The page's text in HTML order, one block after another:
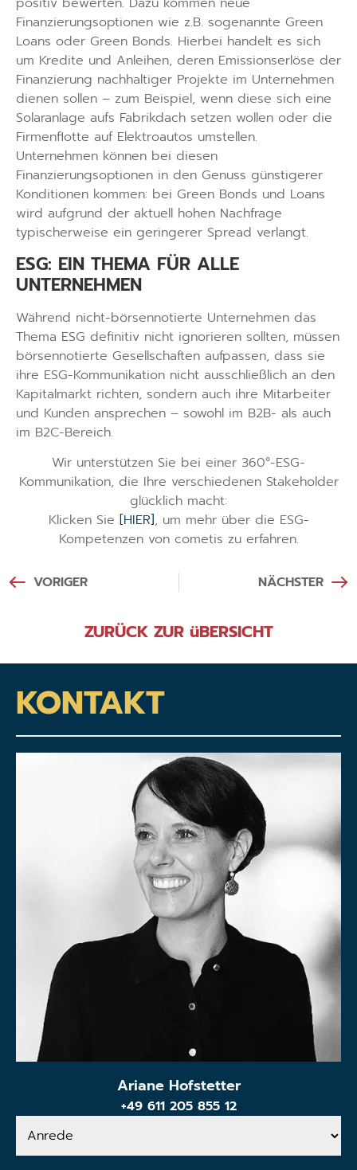
Finanzierungsoptionen wie z.B. sogenannte Green
Loans oder Green Bonds. Hierbei handelt es sich
um Kredite und Anleihen, deren Emissionserlöse der
Finanzierung nachhaltiger Projekte im Unternehmen
dienen sollen – zum Beispiel, wenn diese sich eine
Solaranlage aufs Fabrikdach setzen wollen oder die
Firmenflotte auf Elektroautos umstellen.
Unternehmen können bei diesen
Finanzierungsoptionen in den Genuss günstigerer
Konditionen kommen: bei Green Bonds und Loans
wird aufgrund der aktuell hohen Nachfrage
typischerweise ein geringerer Spread verlangt.
ESG: EIN THEMA FÜR ALLE
UNTERNEHMEN
Während nicht-börsennotierte Unternehmen das
Thema ESG definitiv nicht ignorieren sollten, müssen
börsennotierte Gesellschaften aufpassen, dass sie
ihre ESG-Kommunikation nicht ausschließlich an den
Kapitalmarkt richten, sondern auch ihre Mitarbeiter
und Kunden ansprechen – sowohl im B2B- als auch
im B2C-Bereich.
Wir unterstützen Sie bei einer 360°-ESG-
Kommunikation, die Ihre verschiedenen Stakeholder
glücklich macht:
Klicken Sie [HIER], um mehr über die ESG-
Kompetenzen von cometis zu erfahren.
VORIGER NÄCHSTER
ZURÜCK ZUR üBERSICHT
KONTAKT
Ariane Hofstetter
+49 611 205 855 12
Anrede